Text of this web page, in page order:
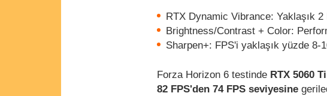
RTX Dynamic Vibrance: Yaklaşık
Brightness/Contrast + Color:
Sharpen+: FPS'i yaklaşık yüzde 8-
Forza Horizon 6 testinde RTX 5060 Ti
82 FPS'den 74 FPS seviyesine